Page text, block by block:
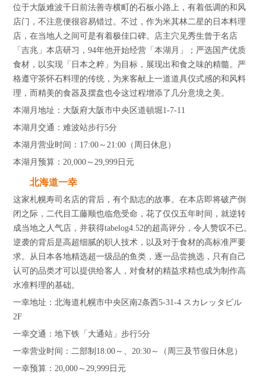
位于大阪难波千日前法善寺横町的石板小路上，有着低调的和风
店门，不注意便很容易错过。不过，作为米其林二星的日本料理
店，在当地人之间可是有着极佳口碑。店主穴见秀生曾于名店
「吉兆」本店研习，94年他开始经营「本湖月」；严选国产优质
食材，以实现「日本之粹」为目标，展现出和食之味的精髓。严
格遵守茶怀石料理的传统，为来客献上一道道具仪式感的和风料
理，而精美的食器及摆盘也令这过程增添了几分意境之美。
本湖月地址：大阪府大阪市中央区道頓堀1-7-11
本湖月交通：难波站步行5分
本湖月营业时间：17:00～21:00（周日休息）
本湖月预算：20,000～29,999日元
北海道一幸
这家札幌寿司名店的背后，有个励志的故事。在本店即将破产倒
闭之际，二代目工藤顺也临危受命，花了仅仅五年时间，就逆转
成当地之人气店，并获得tabelog4.52的超高评分，令人赞叹不已。
逆袭的背后是高超细腻的职人技术，以及对于食材的高标准严要
求。从日本各地精选超一级品的鱼类，逐一品尝挑选，只有自己
认可的品类才可以提供给客人，对食材的精益求精也成为制作高
水准料理的基础。
一幸地址：北海道札幌市中央区南2条西5-31-4 スカレッタビル
2F
一幸交通：地下铁「大通站」步行5分
一幸营业时间：二部制18:00～、20:30～（周三及节假日休息）
一幸预算：20,000～29,999日元